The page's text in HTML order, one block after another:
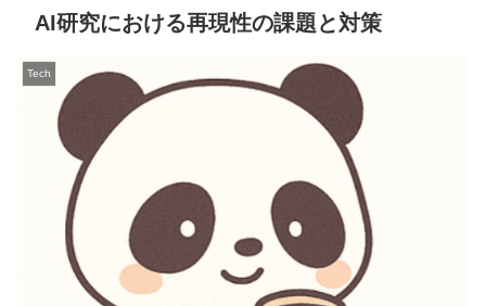
AI研究における再現性の課題と対策
Tech